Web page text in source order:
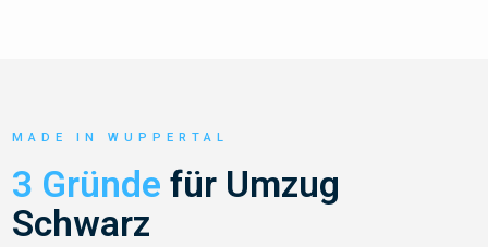
MADE IN WUPPERTAL
3 Gründe für Umzug
Schwarz